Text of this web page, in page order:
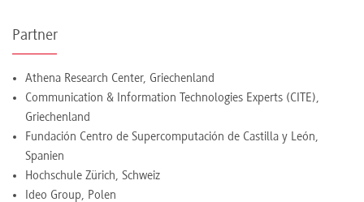
Partner
Athena Research Center, Griechenland
Communication & Information Technologies Experts (CITE),
Griechenland
Fundación Centro de Supercomputación de Castilla y León,
Spanien
Hochschule Zürich, Schweiz
Ideo Group, Polen